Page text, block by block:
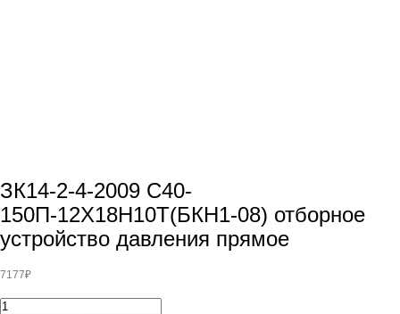
ЗК14-2-4-2009 С40-
150П-12Х18Н10Т(БКН1-08) отборное
устройство давления прямое
7177₽
Количество